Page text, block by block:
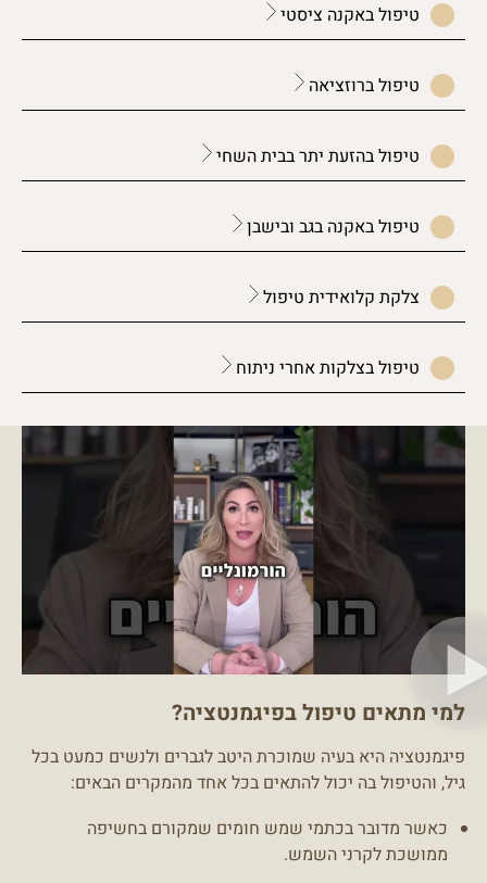
טיפול באקנה ציסטי
טיפול ברוזציאה
טיפול בהזעת יתר בבית השחי
טיפול באקנה בגב ובישבן
צלקת קלואידית טיפול
טיפול בצלקות אחרי ניתוח
למי מתאים טיפול בפיגמנטציה?
פיגמנטציה היא בעיה שמוכרת היטב לגברים ולנשים כמעט בכל
גיל, והטיפול בה יכול להתאים בכל אחד מהמקרים הבאים:
כאשר מדובר בכתמי שמש חומים שמקורם בחשיפה
ממושכת לקרני השמש.